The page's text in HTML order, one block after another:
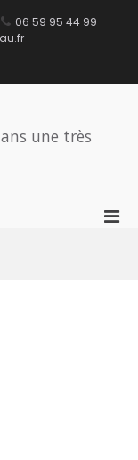
06 59 95 44 99
une très